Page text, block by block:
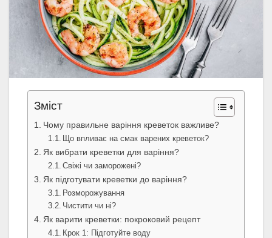
Зміст
Чому правильне варіння креветок важливе?
Що впливає на смак варених креветок?
Як вибрати креветки для варіння?
Свіжі чи заморожені?
Як підготувати креветки до варіння?
Розморожування
Чистити чи ні?
Як варити креветки: покроковий рецепт
Крок 1: Підготуйте воду